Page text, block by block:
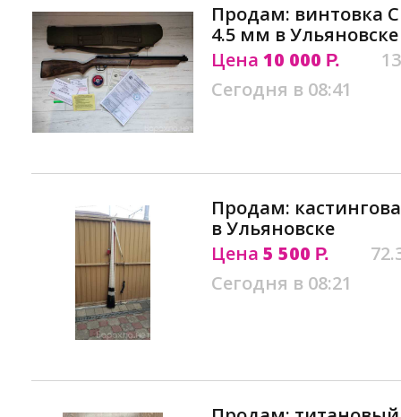
Продам: винтовка
4.5 мм в Ульяновске
Цена 10 000 Р.
Сегодня в 08:41
Продам:
в Ульяновске
Цена 5 500 Р.
Сегодня в 08:21